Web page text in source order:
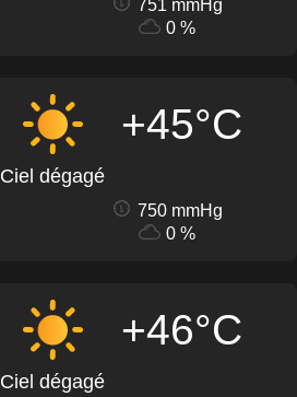
751 mmHg
0 %
+45°C
Ciel dégagé
750 mmHg
0 %
+46°C
Ciel dégagé